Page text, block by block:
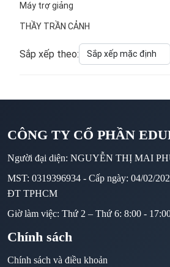
Máy trợ giảng
THẦY TRẦN CẢNH
Sắp xếp theo:
CÔNG TY CỔ PHẦN
Người đại diện: NGUYỄN THỊ MAI
MST: 0319396934 - Cấp ngày: 04/02/
ĐT TPHCM
Giờ làm việc: Thứ 2 – Thứ 6: 8:00 -
Chính sách
Chính sách và điều khoản